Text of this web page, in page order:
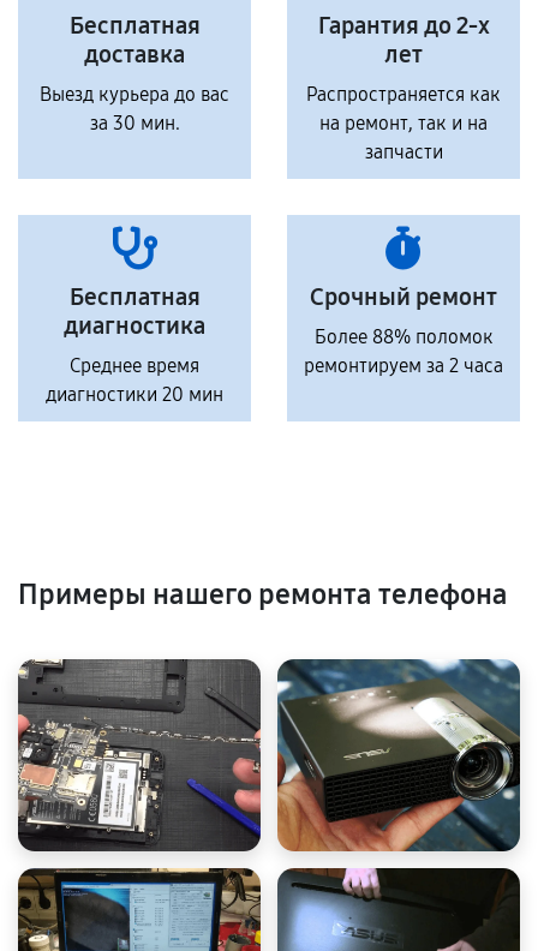
Бесплатная
доставка
Выезд курьера до вас
за 30 мин.
Гарантия до 2-х
лет
Распространяется как
на ремонт, так и на
запчасти
Бесплатная
диагностика
Среднее время
диагностики 20 мин
Срочный ремонт
Более 88% поломок
ремонтируем за 2 часа
Примеры нашего ремонта телефона